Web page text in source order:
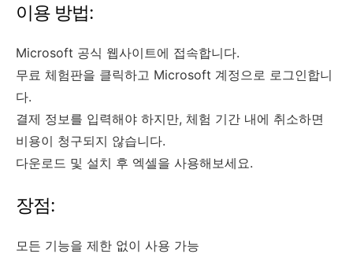
이용 방법:
Microsoft 공식 웹사이트에 접속합니다.
무료 체험판을 클릭하고 Microsoft 계정으로 로그인합니
다.
결제 정보를 입력해야 하지만, 체험 기간 내에 취소하면
비용이 청구되지 않습니다.
다운로드 및 설치 후 엑셀을 사용해보세요.
장점:
모든 기능을 제한 없이 사용 가능